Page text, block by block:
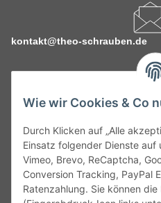
Wie wir Cookies & Co
Durch Klicken auf „Alle
Einsatz folgender Dienste auf
Vimeo, Brevo, ReCaptcha,
Conversion Tracking, PayPal
Ratenzahlung. Sie können
kontakt@theo-schrauben.de
Service
Gesetzliche Informationen